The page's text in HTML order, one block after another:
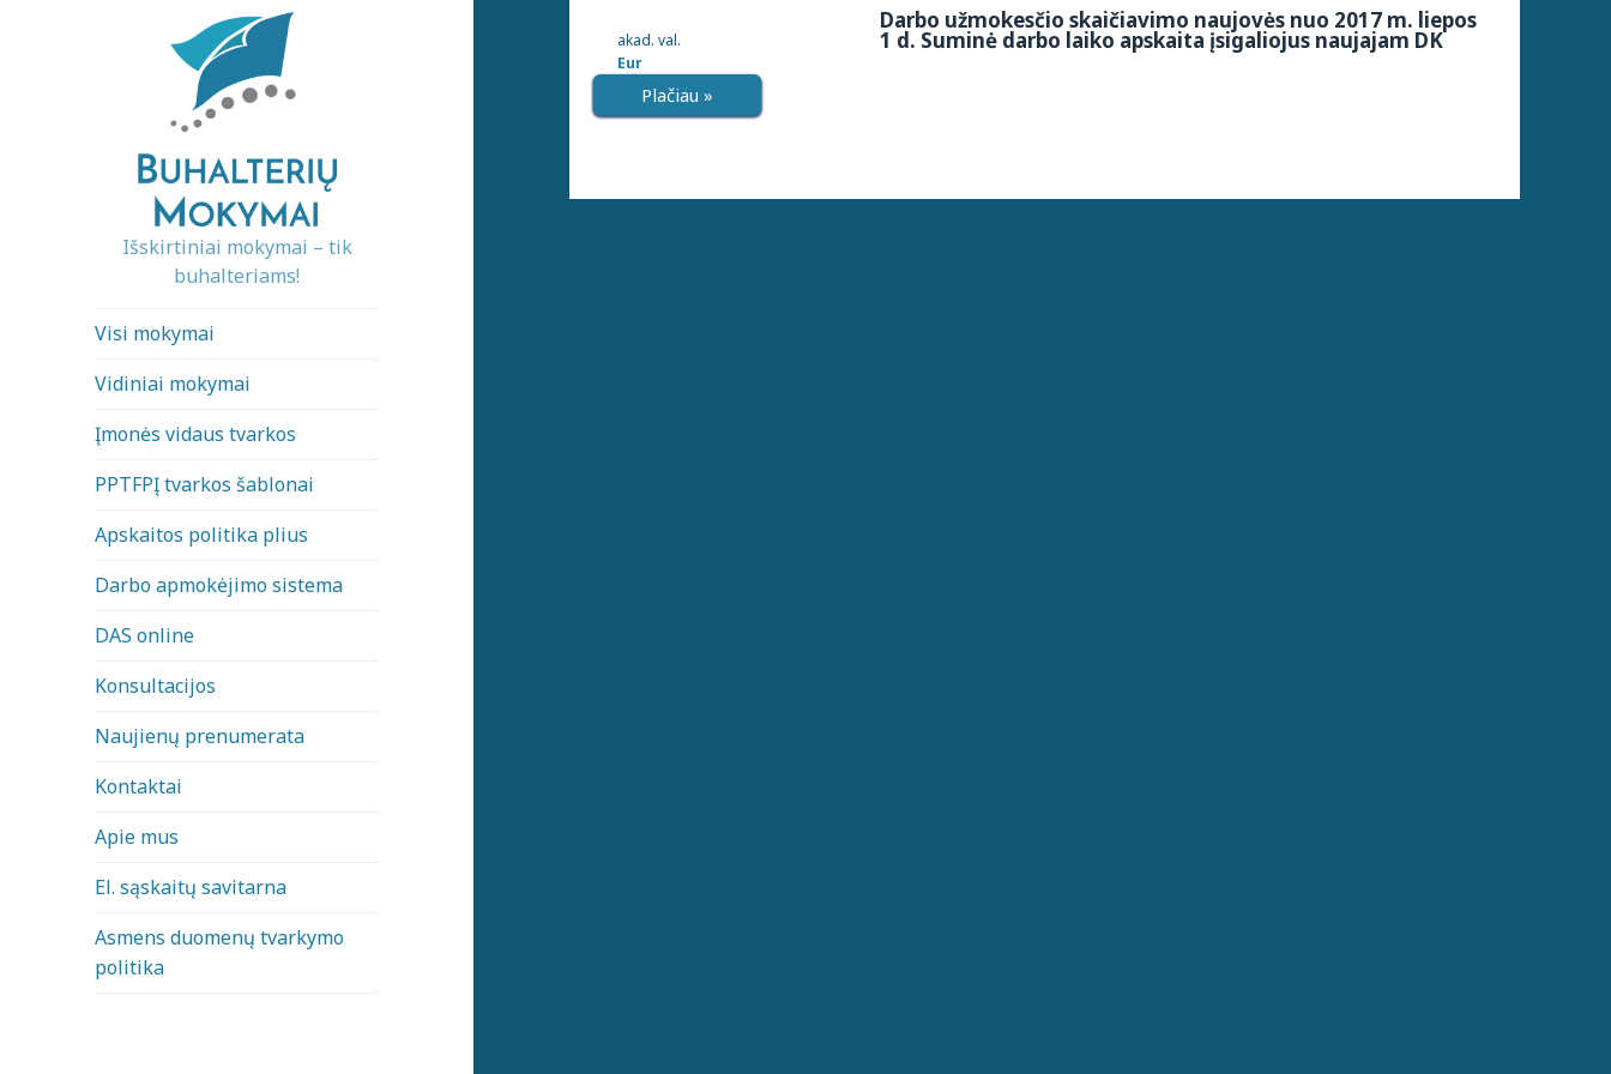
Išskirtiniai mokymai – tik
buhalteriams!
Visi mokymai
Vidiniai mokymai
Įmonės vidaus tvarkos
PPTFPĮ tvarkos šablonai
Apskaitos politika plius
Darbo apmokėjimo sistema
DAS online
Konsultacijos
Naujienų prenumerata
Kontaktai
Apie mus
El. sąskaitų savitarna
Asmens duomenų tvarkymo
politika
Darbo užmokesčio skaičiavimo naujovės nuo 2017 m. liepos
1 d. Suminė darbo laiko apskaita įsigaliojus naujajam DK
akad. val.
Eur
Plačiau »